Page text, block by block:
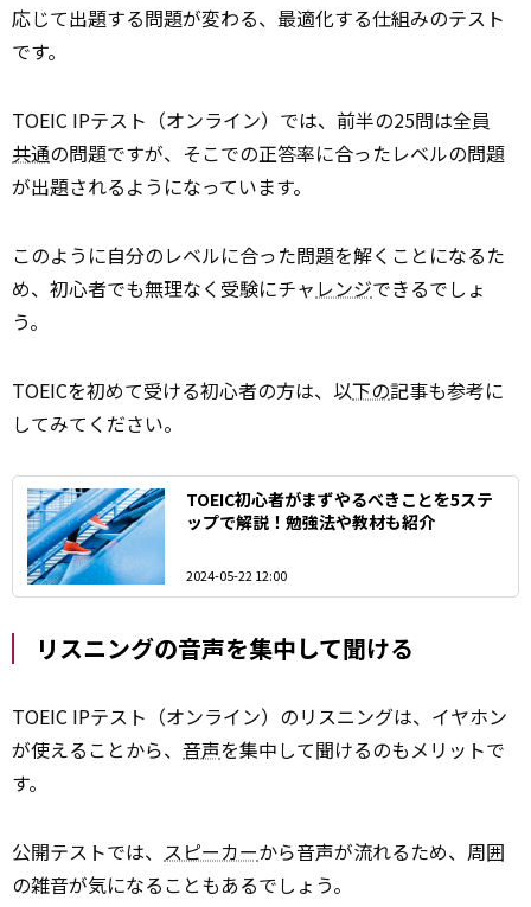
応じて出題する問題が変わる、最適化する仕組みのテスト
です。
TOEIC IPテスト（オンライン）では、前半の25問は全員
共通の問題ですが、そこでの正答率に合ったレベルの問題
が出題されるようになっています。
このように自分のレベルに合った問題を解くことになるた
め、初心者でも無理なく受験にチャ レンジできるでしょ
う。
TOEICを初めて受ける初心者の方は、以下の記事も参考に
してみてください。
TOEIC初心者がまずやるべきことを5ステ
ップで解説！勉強法や教材も紹介
2024-05-22 12:00
リスニングの音声を集中して聞ける
TOEIC IPテスト（オンライン）のリスニングは、イヤホン
が使えることから、 音声を集中して聞けるのもメリットで
す。
公開テストでは、 スピーカーから音声が流れるため、周囲
の雑音が気になることもあるでしょう。